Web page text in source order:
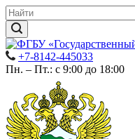
+7-8142-445033
Пн. – Пт.: с 9:00 до 18:00